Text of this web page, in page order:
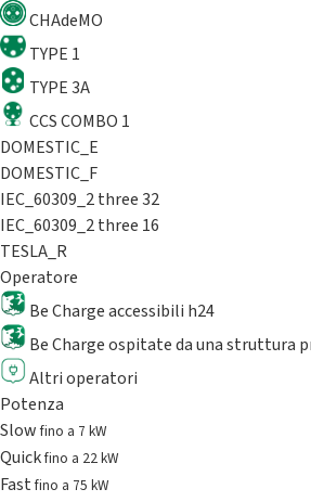
CHAdeMO
TYPE 1
TYPE 3A
CCS COMBO 1
DOMESTIC_E
DOMESTIC_F
IEC_60309_2 three 32
IEC_60309_2 three 16
TESLA_R
Operatore
Be Charge accessibili h24
Be Charge ospitate da una struttura
Altri operatori
Potenza
Slowfino a 7 kW
Quickfino a 22 kW
Fastfino a 75 kW